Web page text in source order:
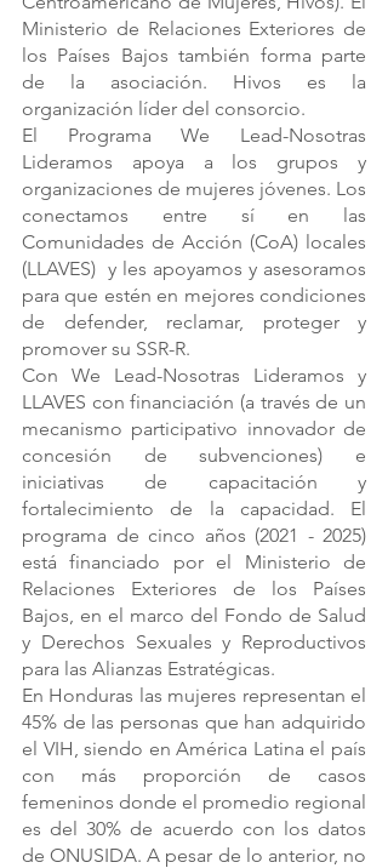
Ministerio de Relaciones Exteriores de
los Países Bajos también forma parte
de la asociación. Hivos es la
organización líder del consorcio.
El Programa We Lead-Nosotras
Lideramos apoya a los grupos y
organizaciones de mujeres jóvenes. Los
conectamos entre sí en las
Comunidades de Acción (CoA) locales
(LLAVES)  y les apoyamos y asesoramos
para que estén en mejores condiciones
de defender, reclamar, proteger y
promover su SSR-R.
Con We Lead-Nosotras Lideramos y
LLAVES con financiación (a través de un
mecanismo participativo innovador de
concesión de subvenciones) e
iniciativas de capacitación y
fortalecimiento de la capacidad. El
programa de cinco años (2021 - 2025)
está financiado por el Ministerio de
Relaciones Exteriores de los Países
Bajos, en el marco del Fondo de Salud
y Derechos Sexuales y Reproductivos
para las Alianzas Estratégicas.
En Honduras las mujeres representan el
45% de las personas que han adquirido
el VIH, siendo en América Latina el país
con más proporción de casos
femeninos donde el promedio regional
es del 30% de acuerdo con los datos
de ONUSIDA. A pesar de lo anterior, no